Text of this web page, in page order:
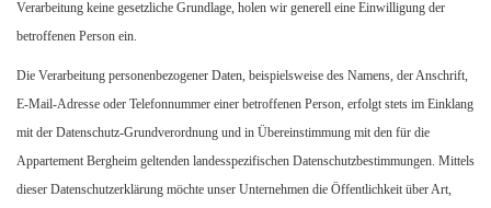
Verarbeitung keine gesetzliche Grundlage, holen wir generell eine Einwilligung der
betroffenen Person ein.
Die Verarbeitung personenbezogener Daten, beispielsweise des Namens, der Anschrift,
E-Mail-Adresse oder Telefonnummer einer betroffenen Person, erfolgt stets im Einklang
mit der Datenschutz-Grundverordnung und in Übereinstimmung mit den für die
Appartement Bergheim geltenden landesspezifischen Datenschutzbestimmungen. Mittels
dieser Datenschutzerklärung möchte unser Unternehmen die Öffentlichkeit über Art,